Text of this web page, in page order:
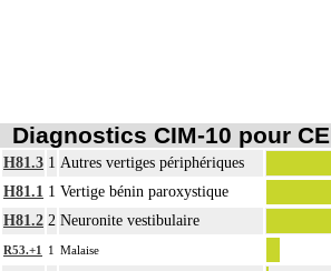
Diagnostics CIM-10 pour
H81.3 1 Autres vertiges périphériques
H81.1 1 Vertige bénin paroxystique
H81.2 2 Neuronite vestibulaire
R53.+1 1 Malaise